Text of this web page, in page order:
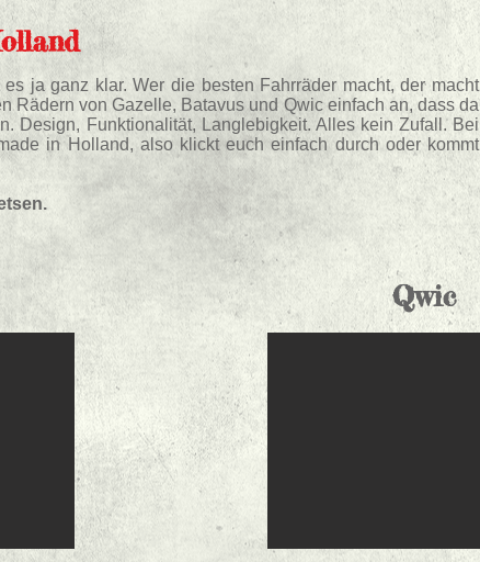
ja ganz klar. Wer die besten Fahrräder macht, der macht
Rädern von Gazelle, Batavus und Qwic einfach an, dass da
Design, Funktionalität, Langlebigkeit. Alles kein Zufall. Bei
in Holland, also klickt euch einfach durch oder kommt
Qwic